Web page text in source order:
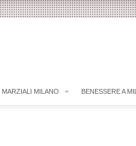
MARZIALI MILANO BENESSERE A